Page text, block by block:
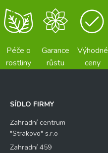
Péče o
rostliny
Garance
růstu
Výhodné
ceny
SÍDLO FIRMY
Zahradní centrum
"Strakovo" s.r.o
Zahradní 459